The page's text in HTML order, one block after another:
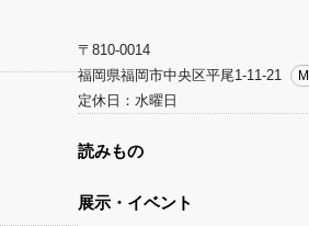
〒810-0014
福岡県福岡市中央区平尾1-11-21
定休日：水曜日
読みもの
展示・イベント